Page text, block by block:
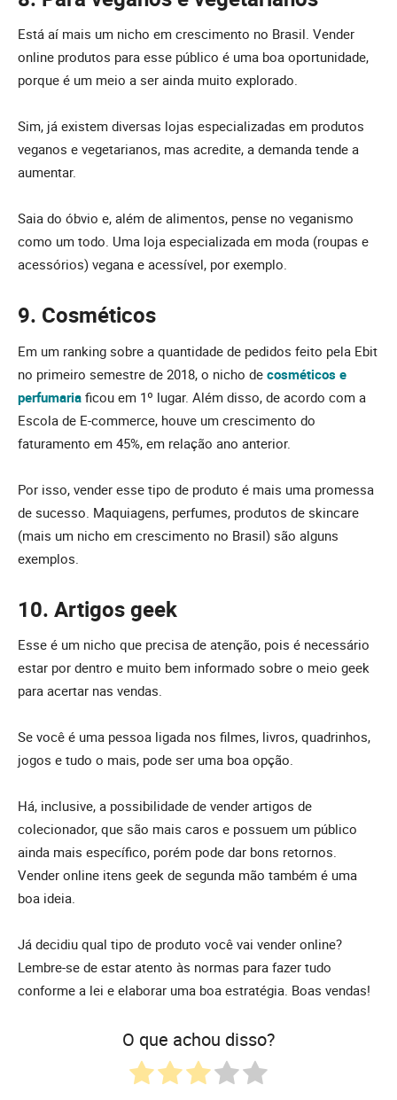
Está aí mais um nicho em crescimento no Brasil. Vender
online produtos para esse público é uma boa oportunidade,
porque é um meio a ser ainda muito explorado.
Sim, já existem diversas lojas especializadas em produtos
veganos e vegetarianos, mas acredite, a demanda tende a
aumentar.
Saia do óbvio e, além de alimentos, pense no veganismo
como um todo. Uma loja especializada em moda (roupas e
acessórios) vegana e acessível, por exemplo.
9. Cosméticos
Em um ranking sobre a quantidade de pedidos feito pela Ebit
no primeiro semestre de 2018, o nicho de cosméticos e
perfumaria ficou em 1º lugar. Além disso, de acordo com a
Escola de E-commerce, houve um crescimento do
faturamento em 45%, em relação ano anterior.
Por isso, vender esse tipo de produto é mais uma promessa
de sucesso. Maquiagens, perfumes, produtos de skincare
(mais um nicho em crescimento no Brasil) são alguns
exemplos.
10. Artigos geek
Esse é um nicho que precisa de atenção, pois é necessário
estar por dentro e muito bem informado sobre o meio geek
para acertar nas vendas.
Se você é uma pessoa ligada nos filmes, livros, quadrinhos,
jogos e tudo o mais, pode ser uma boa opção.
Há, inclusive, a possibilidade de vender artigos de
colecionador, que são mais caros e possuem um público
ainda mais específico, porém pode dar bons retornos.
Vender online itens geek de segunda mão também é uma
boa ideia.
Já decidiu qual tipo de produto você vai vender online?
Lembre-se de estar atento às normas para fazer tudo
conforme a lei e elaborar uma boa estratégia. Boas vendas!
O que achou disso?